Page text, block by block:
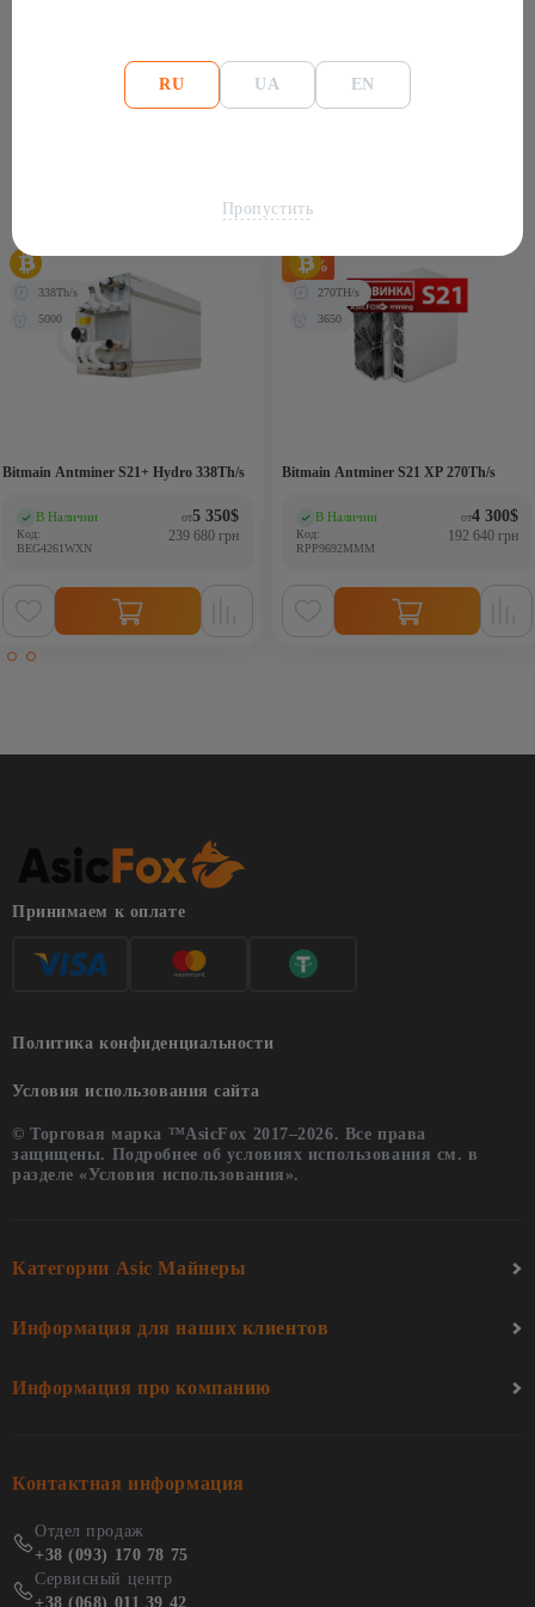
Отзывов пока нет.
Bitmain Antminer S21+ Hydro 338Th/s
338Th/s
5000
В Наличии
Код:
BEG4261WXN
от5 350$
239 680 грн
Bitmain Antminer S21 XP 270Th/s
-12%
270TH/s
3650
В Наличии
Код:
RPP9692MMM
от4 300$
192 640 грн
Принимаем к оплате
Политика конфиденциальности
Условия использования сайта
© Торговая марка ™AsicFox 2017–2026. Все права
защищены. Подробнее об условиях использования см. в
разделе «Условия использования».
Категории Asic Майнеры
Информация для наших клиентов
Информация про компанию
Контактная информация
Отдел продаж
+38 (093) 170 78 75
Сервисный центр
+38 (068) 011 39 42
RU UA EN
Пропустить